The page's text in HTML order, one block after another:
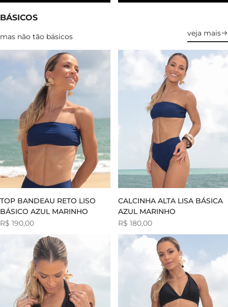
BÁSICOS
mas não tão básicos veja mais
TOP BANDEAU RETO LISO
BÁSICO AZUL MARINHO
Preço
R$ 190,00
CALCINHA ALTA LISA BÁSICA
AZUL MARINHO
Preço
venda
R$ 180,00